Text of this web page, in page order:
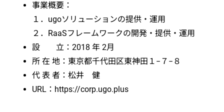
事業概要：
１．ugoソリューションの提供・運用
２．RaaSフレームワークの開発・提供・運用
設 立：2018 年 2月
所 在 地：東京都千代田区東神田１−７−８
代 表 者：松井 健
URL：https://corp.ugo.plus